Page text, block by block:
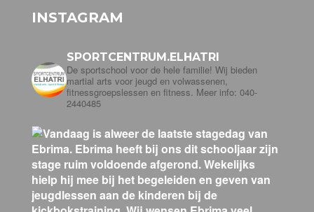
INSTAGRAM
SPORTCENTRUM.ELHATRI
De sportschool voor de hele familie! Wij bieden
martial arts voor jeugd en volwassenen,
fitnessgroepslessen en fitness. Meer info: 040-
2440485